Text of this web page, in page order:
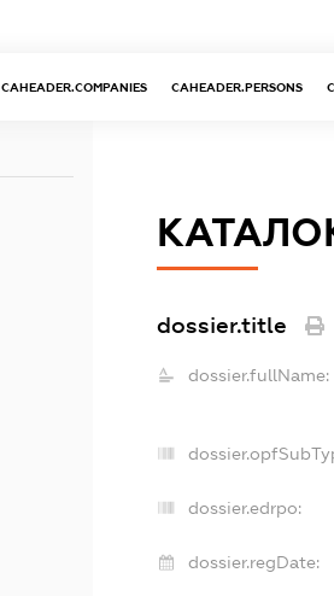
CAHEADER.COMPANIES CAHEADER.PERSONS
dossier.title
dossier.fullName:
dossier.edrpo:
dossier.regDate: